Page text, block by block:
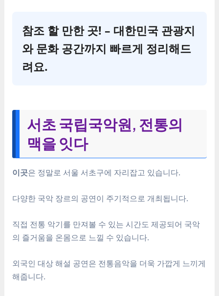
참조 할 만한 곳! – 대한민국 관광지
와 문화 공간까지 빠르게 정리해드
려요.
서초 국립국악원, 전통의
맥을 잇다
이곳은 정말로 서울 서초구에 자리잡고 있습니다.
다양한 국악 장르의 공연이 주기적으로 개최됩니다.
직접 전통 악기를 만져볼 수 있는 시간도 제공되어 국악
의 즐거움을 온몸으로 느낄 수 있습니다.
외국인 대상 해설 공연은 전통음악을 더욱 가깝게 느끼게
해줍니다.